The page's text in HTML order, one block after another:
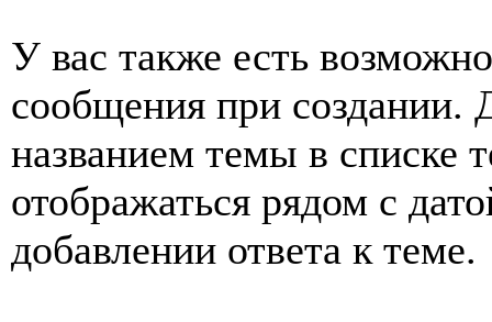
У вас также есть
сообщения при создании.
названием темы в списке
отображаться рядом с
добавлении ответа к теме.